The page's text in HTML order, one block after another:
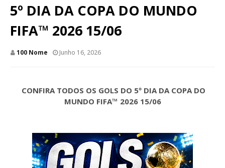
5º DIA DA COPA DO MUNDO
FIFA™ 2026 15/06
100 Nome Junho 16, 2026
CONFIRA TODOS OS GOLS DO 5º DIA DA COPA DO
MUNDO FIFA™ 2026 15/06